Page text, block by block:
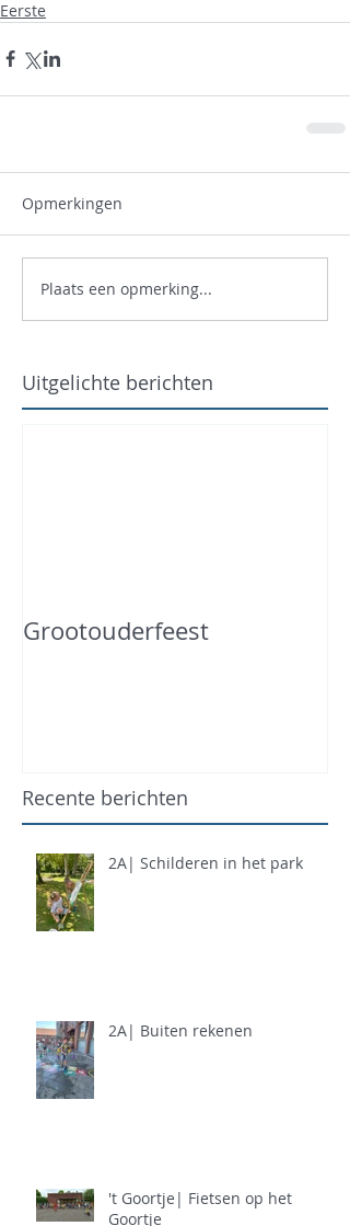
Eerste
Opmerkingen
Plaats een opmerking...
Uitgelichte berichten
Grootouderfeest
Recente berichten
2A| Schilderen in het park
2A| Buiten rekenen
't Goortje| Fietsen op het
Goortje